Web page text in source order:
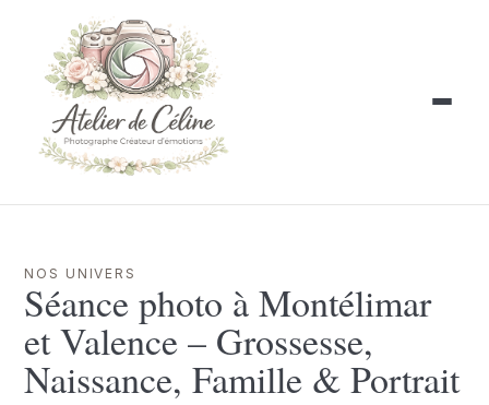
NOS UNIVERS
Séance photo à Montélimar
et Valence – Grossesse,
Naissance, Famille & Portrait